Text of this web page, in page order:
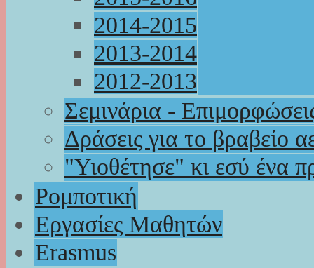
2014-2015
2013-2014
2012-2013
Σεμινάρια -
Δράσεις για το βραβείο
"Υιοθέτησε" κι εσύ ένα
Ρομποτική
Εργασίες Μαθητών
Erasmus